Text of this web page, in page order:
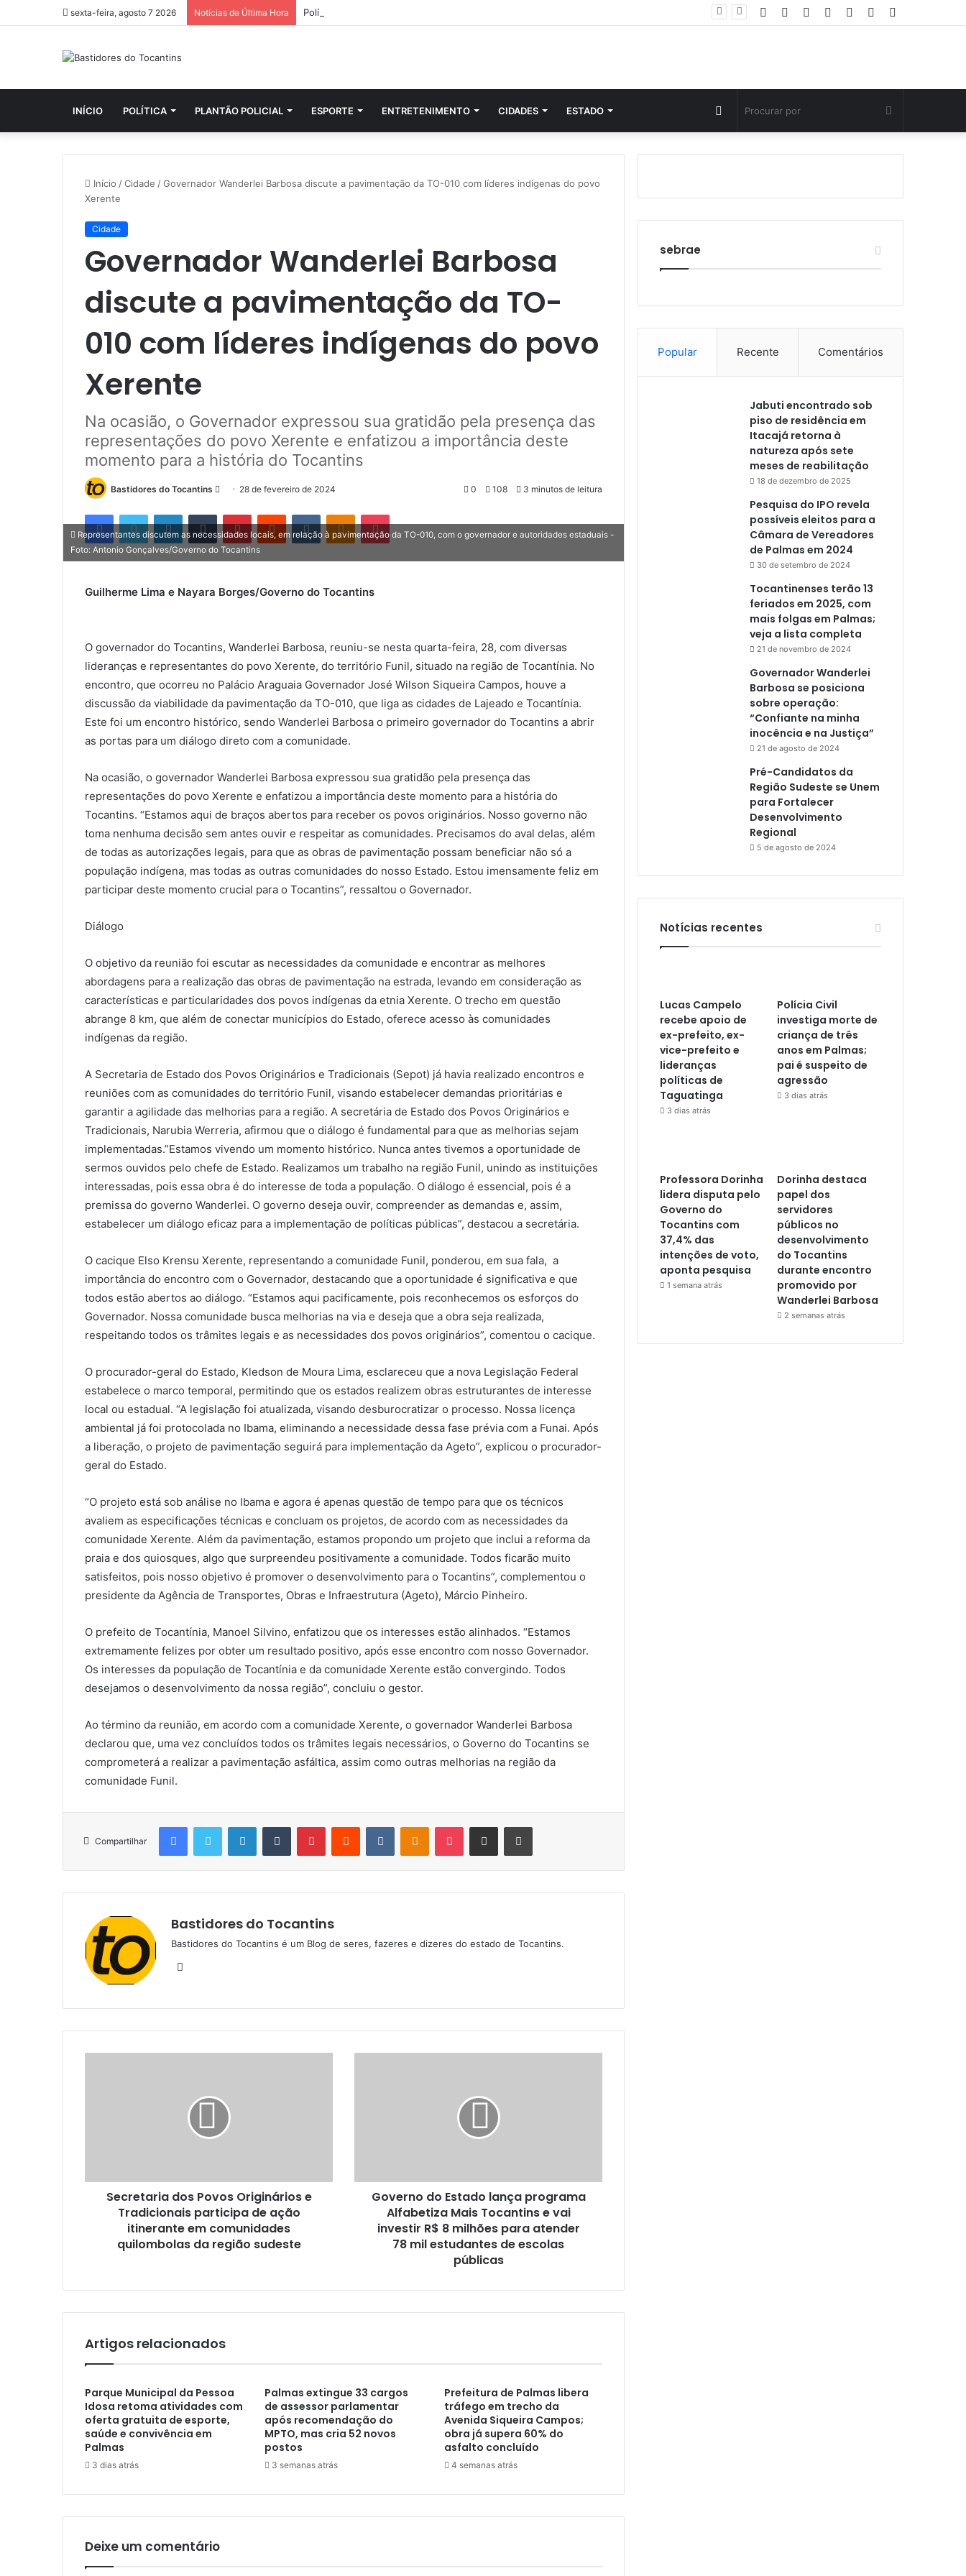
sexta-feira, agosto 7 2026 Notícias de Última Hora
Artigo
Entrar
Instagram
YouTube
Twitter
Facebook
INÍCIO POLÍTICA PLANTÃO POLICIAL ESPORTE ENTRETENIMENTO CIDADES ESTADO
por
Switch
skin
Início /Cidade /Governador Wanderlei Barbosa discute a pavimentação da TO-010 com líderes indígenas do povo
Xerente
Cidade
Governador Wanderlei Barbosa
discute a pavimentação da TO-
010 com líderes indígenas do povo
Xerente
Na ocasião, o Governador expressou sua gratidão pela presença das
representações do povo Xerente e enfatizou a importância deste
momento para a história do Tocantins
Bastidores do Tocantins
n
d
m
m
a
i
28 de fevereiro de 2024 0 108 3 minutos de leitura
Representantes discutem as necessidades locais, em relação à pavimentação da TO-010, com o governador e autoridades estaduais -
Foto: Antonio Gonçalves/Governo do Tocantins
Guilherme Lima e Nayara Borges/Governo do Tocantins
O governador do Tocantins, Wanderlei Barbosa, reuniu-se nesta quarta-feira, 28, com diversas
lideranças e representantes do povo Xerente, do território Funil, situado na região de Tocantínia. No
encontro, que ocorreu no Palácio Araguaia Governador José Wilson Siqueira Campos, houve a
discussão da viabilidade da pavimentação da TO-010, que liga as cidades de Lajeado e Tocantínia.
Este foi um encontro histórico, sendo Wanderlei Barbosa o primeiro governador do Tocantins a abrir
as portas para um diálogo direto com a comunidade.
Na ocasião, o governador Wanderlei Barbosa expressou sua gratidão pela presença das
representações do povo Xerente e enfatizou a importância deste momento para a história do
Tocantins. “Estamos aqui de braços abertos para receber os povos originários. Nosso governo não
toma nenhuma decisão sem antes ouvir e respeitar as comunidades. Precisamos do aval delas, além
de todas as autorizações legais, para que as obras de pavimentação possam beneficiar não só a
população indígena, mas todas as outras comunidades do nosso Estado. Estou imensamente feliz em
participar deste momento crucial para o Tocantins”, ressaltou o Governador.
Diálogo
O objetivo da reunião foi escutar as necessidades da comunidade e encontrar as melhores
abordagens para a realização das obras de pavimentação na estrada, levando em consideração as
características e particularidades dos povos indígenas da etnia Xerente. O trecho em questão
abrange 8 km, que além de conectar municípios do Estado, oferece acesso às comunidades
indígenas da região.
A Secretaria de Estado dos Povos Originários e Tradicionais (Sepot) já havia realizado encontros e
reuniões com as comunidades do território Funil, visando estabelecer demandas prioritárias e
garantir a agilidade das melhorias para a região. A secretária de Estado dos Povos Originários e
Tradicionais, Narubia Werreria, afirmou que o diálogo é fundamental para que as melhorias sejam
implementadas.”Estamos vivendo um momento histórico. Nunca antes tivemos a oportunidade de
sermos ouvidos pelo chefe de Estado. Realizamos um trabalho na região Funil, unindo as instituições
interessadas, pois essa obra é do interesse de toda a população. O diálogo é essencial, pois é a
premissa do governo Wanderlei. O governo deseja ouvir, compreender as demandas e, assim,
estabelecer um diálogo eficaz para a implementação de políticas públicas”, destacou a secretária.
O cacique Elso Krensu Xerente, representando a comunidade Funil, ponderou, em sua fala, a
importância do encontro com o Governador, destacando que a oportunidade é significativa e que
todos estão abertos ao diálogo. “Estamos aqui pacificamente, pois reconhecemos os esforços do
Governador. Nossa comunidade busca melhorias na via e deseja que a obra seja realizada,
respeitando todos os trâmites legais e as necessidades dos povos originários”, comentou o cacique.
O procurador-geral do Estado, Kledson de Moura Lima, esclareceu que a nova Legislação Federal
estabelece o marco temporal, permitindo que os estados realizem obras estruturantes de interesse
local ou estadual. “A legislação foi atualizada, visando desburocratizar o processo. Nossa licença
ambiental já foi protocolada no Ibama, eliminando a necessidade dessa fase prévia com a Funai. Após
a liberação, o projeto de pavimentação seguirá para implementação da Ageto”, explicou o procurador-
geral do Estado.
“O projeto está sob análise no Ibama e agora é apenas questão de tempo para que os técnicos
avaliem as especificações técnicas e concluam os projetos, de acordo com as necessidades da
comunidade Xerente. Além da pavimentação, estamos propondo um projeto que inclui a reforma da
praia e dos quiosques, algo que surpreendeu positivamente a comunidade. Todos ficarão muito
satisfeitos, pois nosso objetivo é promover o desenvolvimento para o Tocantins”, complementou o
presidente da Agência de Transportes, Obras e Infraestrutura (Ageto), Márcio Pinheiro.
O prefeito de Tocantínia, Manoel Silvino, enfatizou que os interesses estão alinhados. “Estamos
extremamente felizes por obter um resultado positivo, após esse encontro com nosso Governador.
Os interesses da população de Tocantínia e da comunidade Xerente estão convergindo. Todos
desejamos o desenvolvimento da nossa região”, concluiu o gestor.
Ao término da reunião, em acordo com a comunidade Xerente, o governador Wanderlei Barbosa
declarou que, uma vez concluídos todos os trâmites legais necessários, o Governo do Tocantins se
comprometerá a realizar a pavimentação asfáltica, assim como outras melhorias na região da
comunidade Funil.
Compartilhar
Bastidores do Tocantins
Bastidores do Tocantins é um Blog de seres, fazeres e dizeres do estado de Tocantins.
t
Secretaria dos Povos Originários e
Tradicionais participa de ação
itinerante em comunidades
quilombolas da região sudeste
Governo do Estado lança programa
Alfabetiza Mais Tocantins e vai
investir R$ 8 milhões para atender
78 mil estudantes de escolas
públicas
Artigos relacionados
Parque Municipal da Pessoa
Idosa retoma atividades com
oferta gratuita de esporte,
saúde e convivência em
Palmas
3 dias atrás
Palmas extingue 33 cargos
de assessor parlamentar
após recomendação do
MPTO, mas cria 52 novos
postos
3 semanas atrás
Prefeitura de Palmas libera
tráfego em trecho da
Avenida Siqueira Campos;
obra já supera 60% do
asfalto concluído
4 semanas atrás
Deixe um comentário
sebrae
Popular Recente Comentários
Jabuti encontrado sob
piso de residência em
Itacajá retorna à
natureza após sete
meses de reabilitação
18 de dezembro de 2025
Pesquisa do IPO revela
possíveis eleitos para a
Câmara de Vereadores
de Palmas em 2024
30 de setembro de 2024
Tocantinenses terão 13
feriados em 2025, com
mais folgas em Palmas;
veja a lista completa
21 de novembro de 2024
Governador Wanderlei
Barbosa se posiciona
sobre operação:
“Confiante na minha
inocência e na Justiça”
21 de agosto de 2024
Pré-Candidatos da
Região Sudeste se Unem
para Fortalecer
Desenvolvimento
Regional
5 de agosto de 2024
Notícias recentes
Lucas Campelo
recebe apoio de
ex-prefeito, ex-
vice-prefeito e
lideranças
políticas de
Taguatinga
3 dias atrás
Polícia Civil
investiga morte de
criança de três
anos em Palmas;
pai é suspeito de
agressão
3 dias atrás
Professora Dorinha
lidera disputa pelo
Governo do
Tocantins com
37,4% das
intenções de voto,
aponta pesquisa
1 semana atrás
Dorinha destaca
papel dos
servidores
públicos no
desenvolvimento
do Tocantins
durante encontro
promovido por
Wanderlei Barbosa
2 semanas atrás